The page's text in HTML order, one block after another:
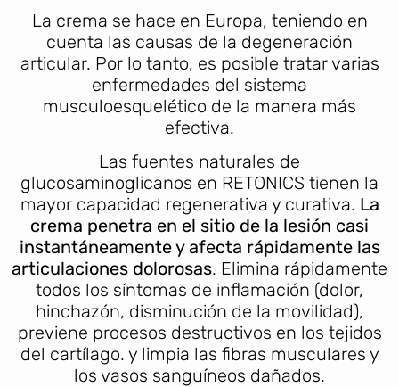
La crema se hace en Europa, teniendo en
cuenta las causas de la degeneración
articular. Por lo tanto, es posible tratar varias
enfermedades del sistema
musculoesquelético de la manera más
efectiva.
Las fuentes naturales de
glucosaminoglicanos en RETONICS tienen la
mayor capacidad regenerativa y curativa. La
crema penetra en el sitio de la lesión casi
instantáneamente y afecta rápidamente las
articulaciones dolorosas. Elimina rápidamente
todos los síntomas de inflamación (dolor,
hinchazón, disminución de la movilidad),
previene procesos destructivos en los tejidos
del cartílago. y limpia las fibras musculares y
los vasos sanguíneos dañados.